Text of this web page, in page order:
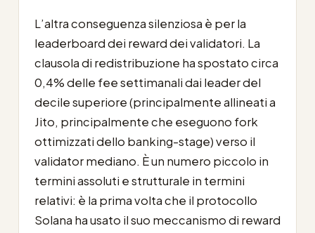
L’altra conseguenza silenziosa è per la
leaderboard dei reward dei validatori. La
clausola di redistribuzione ha spostato circa
0,4% delle fee settimanali dai leader del
decile superiore (principalmente allineati a
Jito, principalmente che eseguono fork
ottimizzati dello banking-stage) verso il
validator mediano. È un numero piccolo in
termini assoluti e strutturale in termini
relativi: è la prima volta che il protocollo
Solana ha usato il suo meccanismo di reward